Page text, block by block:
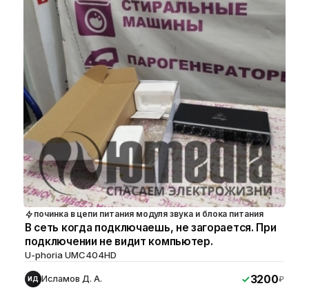
починка в цепи питания модуля звука и блока питания
В сеть когда подключаешь, не загорается. При
подключении не видит компьютер.
U-phoria UMC404HD
ИД Исламов Д. А. 3200₽